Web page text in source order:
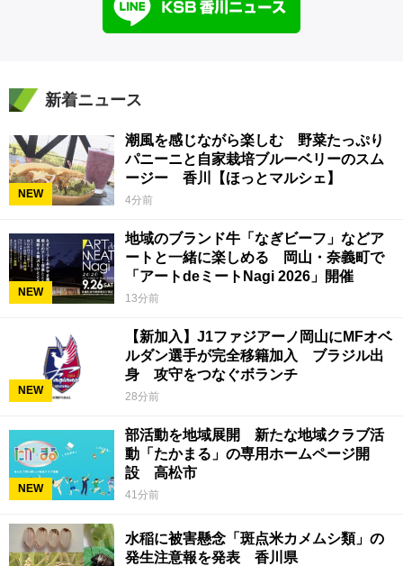
新着ニュース
NEW
潮風を感じながら楽しむ 野菜たっぷり
パニーニと自家栽培ブルーベリーのスム
ージー 香川【ほっとマルシェ】
4分前
NEW
地域のブランド牛「なぎビーフ」などア
ートと一緒に楽しめる 岡山・奈義町で
「アートdeミートNagi 2026」開催
13分前
NEW
【新加入】J1ファジアーノ岡山にMFオベ
ルダン選手が完全移籍加入 ブラジル出
身 攻守をつなぐボランチ
28分前
NEW
部活動を地域展開 新たな地域クラブ活
動「たかまる」の専用ホームページ開
設 高松市
41分前
水稲に被害懸念「斑点米カメムシ類」の
発生注意報を発表 香川県